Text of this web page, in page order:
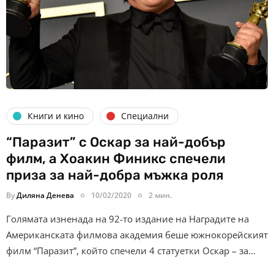
Книги и кино Специални
“Паразит” с Оскар за най-добър
филм, а Хоакин Финикс спечели
приза за най-добра мъжка роля
ByДиляна Денева 10/02/2020 2 мин.
Голямата изненада на 92-то издание на Наградите на
Американската филмова академия беше южнокорейският
филм “Паразит”, който спечели 4 статуетки Оскар – за…